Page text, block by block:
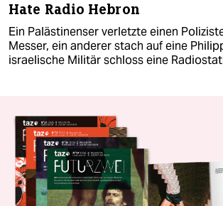
Hate Radio Hebron
Ein Palästinenser verletzte einen
Messer, ein anderer stach auf eine
israelische Militär schloss eine